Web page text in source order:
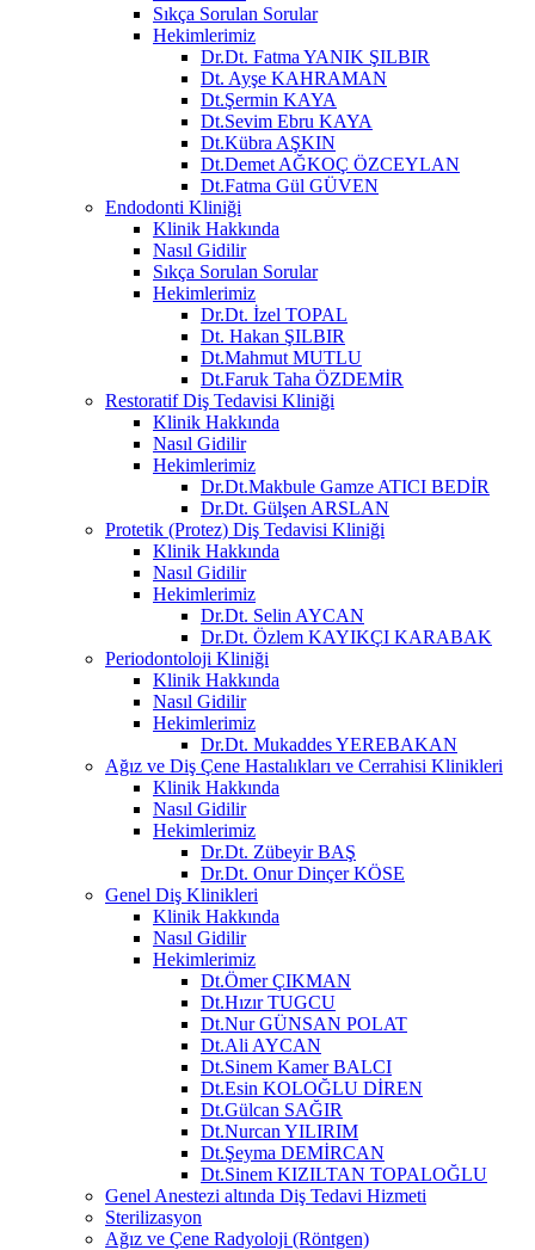
Sıkça Sorulan Sorular
Hekimlerimiz
Dr.Dt. Fatma YANIK ŞILBIR
Dt. Ayşe KAHRAMAN
Dt.Şermin KAYA
Dt.Sevim Ebru KAYA
Dt.Kübra AŞKIN
Dt.Demet AĞKOÇ ÖZCEYLAN
Dt.Fatma Gül GÜVEN
Endodonti Kliniği
Klinik Hakkında
Nasıl Gidilir
Sıkça Sorulan Sorular
Hekimlerimiz
Dr.Dt. İzel TOPAL
Dt. Hakan ŞILBIR
Dt.Mahmut MUTLU
Dt.Faruk Taha ÖZDEMİR
Restoratif Diş Tedavisi Kliniği
Klinik Hakkında
Nasıl Gidilir
Hekimlerimiz
Dr.Dt.Makbule Gamze ATICI BEDİR
Dr.Dt. Gülşen ARSLAN
Protetik (Protez) Diş Tedavisi Kliniği
Klinik Hakkında
Nasıl Gidilir
Hekimlerimiz
Dr.Dt. Selin AYCAN
Dr.Dt. Özlem KAYIKÇI KARABAK
Periodontoloji Kliniği
Klinik Hakkında
Nasıl Gidilir
Hekimlerimiz
Dr.Dt. Mukaddes YEREBAKAN
Ağız ve Diş Çene Hastalıkları ve Cerrahisi Klinikleri
Klinik Hakkında
Nasıl Gidilir
Hekimlerimiz
Dr.Dt. Zübeyir BAŞ
Dr.Dt. Onur Dinçer KÖSE
Genel Diş Klinikleri
Klinik Hakkında
Nasıl Gidilir
Hekimlerimiz
Dt.Ömer ÇIKMAN
Dt.Hızır TUGCU
Dt.Nur GÜNSAN POLAT
Dt.Ali AYCAN
Dt.Sinem Kamer BALCI
Dt.Esin KOLOĞLU DİREN
Dt.Gülcan SAĞIR
Dt.Nurcan YILIRIM
Dt.Şeyma DEMİRCAN
Dt.Sinem KIZILTAN TOPALOĞLU
Genel Anestezi altında Diş Tedavi Hizmeti
Sterilizasyon
Ağız ve Çene Radyoloji (Röntgen)